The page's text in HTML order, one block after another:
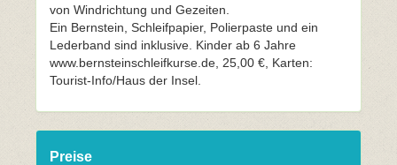
von Windrichtung und Gezeiten.
Ein Bernstein, Schleifpapier, Polierpaste und ein
Lederband sind inklusive. Kinder ab 6 Jahre
www.bernsteinschleifkurse.de, 25,00 €, Karten:
Tourist-Info/Haus der Insel.
Preise